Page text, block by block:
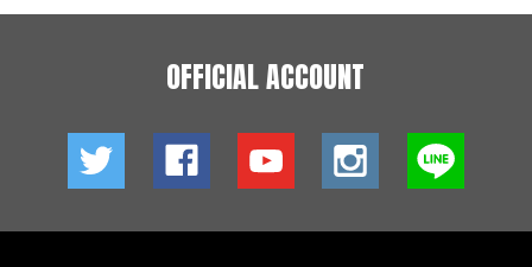
OFFICIAL ACCOUNT